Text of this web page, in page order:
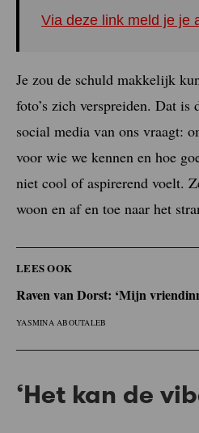
Via deze link meld je je
Je zou de schuld makkelijk
foto’s zich verspreiden. Dat
social media van ons vraagt:
voor wie we kennen en hoe
niet cool of aspirerend voelt.
woon en af en toe naar het
LEES OOK
Raven van Dorst: ‘Mijn
YASMINA ABOUTALEB
‘Het kan de